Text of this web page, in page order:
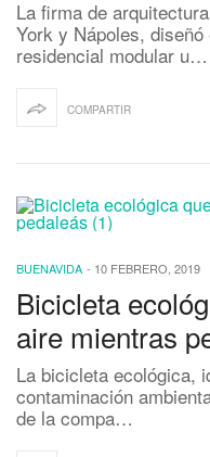
La firma de
York y Nápoles,
residencial modular u…
COMPARTIR
BUENAVIDA - 10 FEBRERO, 2019
Bicicleta
aire mientras
La bicicleta ecológica,
contaminación
de la compa…